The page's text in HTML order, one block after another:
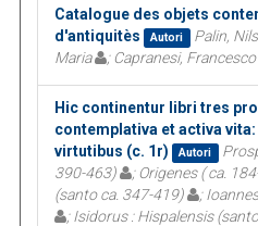
Catalogue des objets
d'antiquitès
Autori Palin,
Maria
; Capranesi, Francesco
Hic continentur libri tres
contemplativa et activa
virtutibus (c. 1r)
Autori
390-463)
; Origenes ( ca.
(santo ca. 347-419)
;
; Isidorus : Hispalensis